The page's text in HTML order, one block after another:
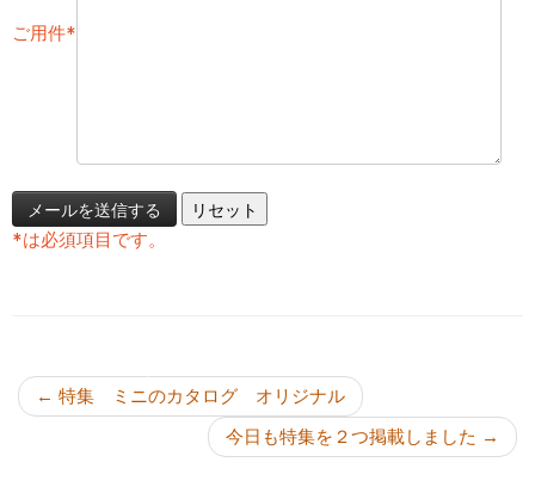
ご用件*
*は必須項目です。
← 特集 ミニのカタログ オリジナル
今日も特集を２つ掲載しました →